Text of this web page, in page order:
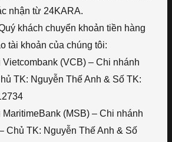
nhận từ 24KARA.
khách chuyển khoản tiền hàng
tài khoản của chúng tôi:
Vietcombank (VCB) – Chi nhánh
TK: Nguyễn Thế Anh & Số TK:
MaritimeBank (MSB) – Chi nhánh
Chủ TK: Nguyễn Thế Anh & Số